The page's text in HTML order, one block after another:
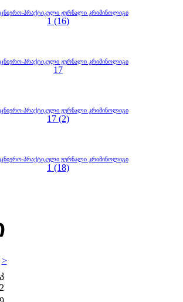
პრაქტიკული ჟურნალი კრიმინოლიგი
1 (16)
პრაქტიკული ჟურნალი კრიმინოლიგი
17
პრაქტიკული ჟურნალი კრიმინოლიგი
17 (2)
პრაქტიკული ჟურნალი კრიმინოლიგი
1 (18)
>
კ
2